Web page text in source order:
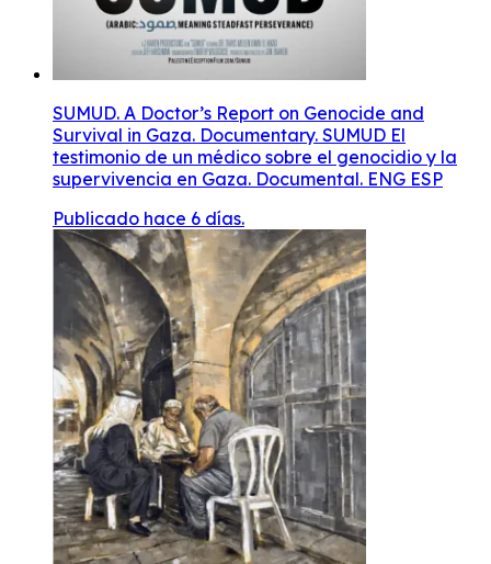
SUMUD. A Doctor’s Report on Genocide and
Survival in Gaza. Documentary. SUMUD El
testimonio de un médico sobre el genocidio y la
supervivencia en Gaza. Documental. ENG ESP
Publicado hace 6 días.